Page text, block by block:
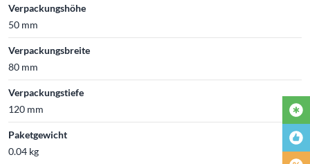
Verpackungshöhe
50 mm
Verpackungsbreite
80 mm
Verpackungstiefe
120 mm
Paketgewicht
0.04 kg